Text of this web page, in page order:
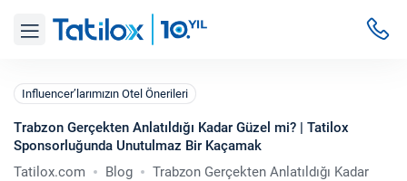
Influencer’larımızın Otel Önerileri
Trabzon Gerçekten Anlatıldığı Kadar Güzel mi? | Tatilox
Sponsorluğunda Unutulmaz Bir Kaçamak
Tatilox.com
Blog
Trabzon Gerçekten Anlatıldığı Kadar